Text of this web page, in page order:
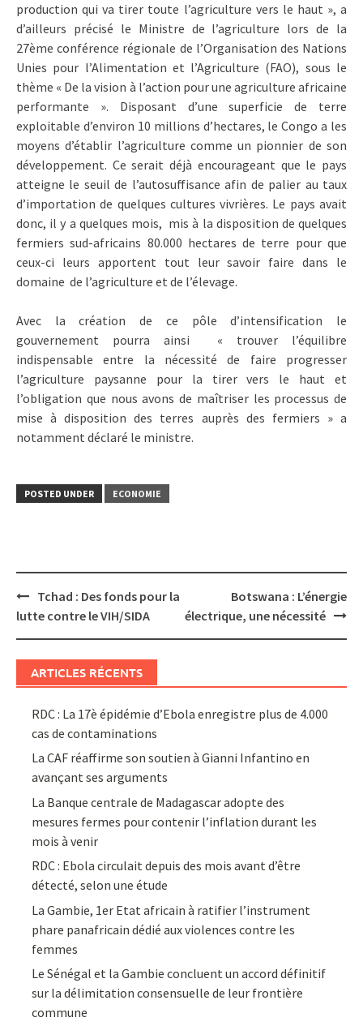
production qui va tirer toute l’agriculture vers le haut », a
d’ailleurs précisé le Ministre de l’agriculture lors de la
27ème conférence régionale de l’Organisation des Nations
Unies pour l’Alimentation et l’Agriculture (FAO), sous le
thème « De la vision à l’action pour une agriculture africaine
performante ». Disposant d’une superficie de terre
exploitable d’environ 10 millions d’hectares, le Congo a les
moyens d’établir l’agriculture comme un pionnier de son
développement. Ce serait déjà encourageant que le pays
atteigne le seuil de l’autosuffisance afin de palier au taux
d’importation de quelques cultures vivrières. Le pays avait
donc, il y a quelques mois, mis à la disposition de quelques
fermiers sud-africains 80.000 hectares de terre pour que
ceux-ci leurs apportent tout leur savoir faire dans le
domaine de l’agriculture et de l’élevage.
Avec la création de ce pôle d’intensification le
gouvernement pourra ainsi « trouver l’équilibre
indispensable entre la nécessité de faire progresser
l’agriculture paysanne pour la tirer vers le haut et
l’obligation que nous avons de maîtriser les processus de
mise à disposition des terres auprès des fermiers » a
notamment déclaré le ministre.
POSTED UNDER ECONOMIE
Post
navigation
Tchad : Des fonds pour la
lutte contre le VIH/SIDA
Botswana : L’énergie
électrique, une nécessité
ARTICLES RÉCENTS
RDC : La 17è épidémie d’Ebola enregistre plus de 4.000
cas de contaminations
La CAF réaffirme son soutien à Gianni Infantino en
avançant ses arguments
La Banque centrale de Madagascar adopte des
mesures fermes pour contenir l’inflation durant les
mois à venir
RDC : Ebola circulait depuis des mois avant d’être
détecté, selon une étude
La Gambie, 1er Etat africain à ratifier l’instrument
phare panafricain dédié aux violences contre les
femmes
Le Sénégal et la Gambie concluent un accord définitif
sur la délimitation consensuelle de leur frontière
commune